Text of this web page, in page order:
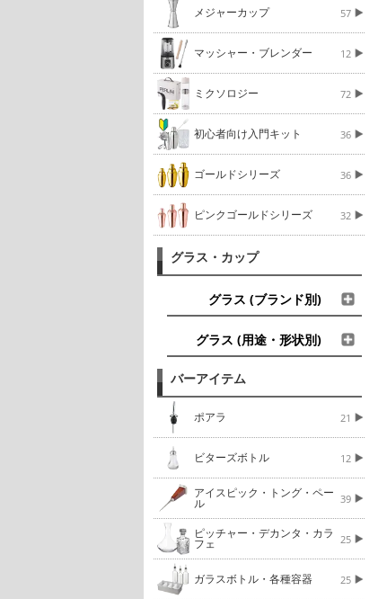
メジャーカップ 57
マッシャー・ブレンダー 12
ミクソロジー 72
初心者向け入門キット 36
ゴールドシリーズ 36
ピンクゴールドシリーズ 32
グラス・カップ
グラス (ブランド別)
グラス (用途・形状別)
バーアイテム
ポアラ 21
ビターズボトル 12
アイスピック・トング・ペー
ル 39
ピッチャー・デカンタ・カラ
フェ 25
ガラスボトル・各種容器 25